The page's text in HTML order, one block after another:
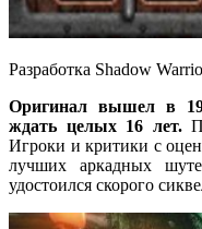
Разработка Shadow
Оригинал вышел в
ждать целых 16 лет.
Игроки и критики с
лучших аркадных
удостоился скорого